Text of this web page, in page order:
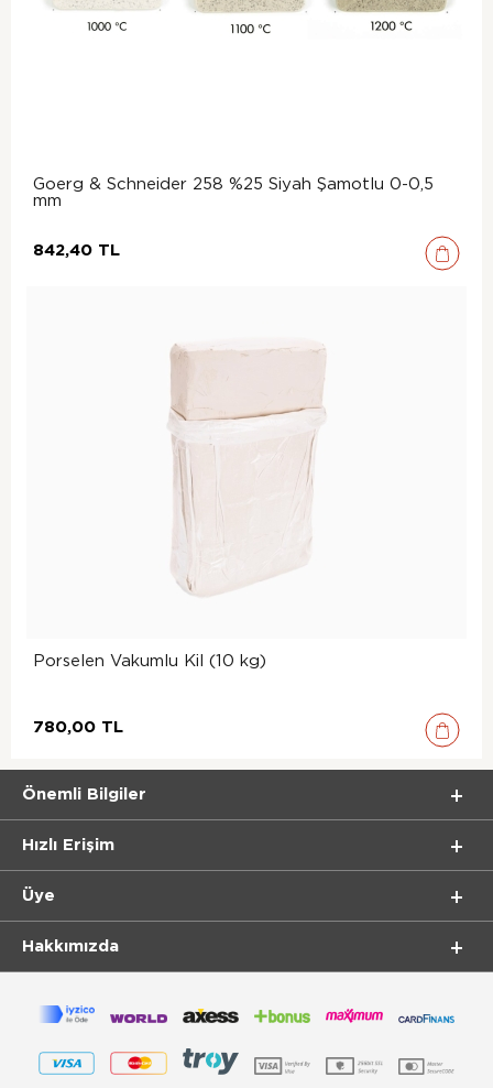
Goerg & Schneider 258 %25 Siyah Şamotlu 0-0,5
mm
842,40 TL
Porselen Vakumlu Kil (10 kg)
780,00 TL
Önemli Bilgiler
Hızlı Erişim
Üye
Hakkımızda